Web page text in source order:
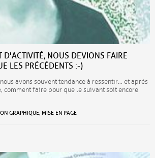
D'ACTIVITÉ, NOUS DEVIONS FAIRE
LES PRÉCÉDENTS :-)
avons souvent tendance à ressentir… et après
comment faire pour que le suivant soit encore
GRAPHIQUE, MISE EN PAGE